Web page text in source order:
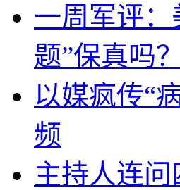
一周军评：
题”保真吗
以媒疯传“
频
主持人连